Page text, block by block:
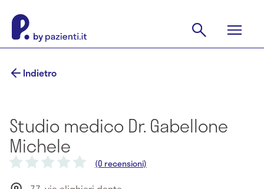
Indietro
Studio medico Dr. Gabellone
Michele
(0 recensioni)